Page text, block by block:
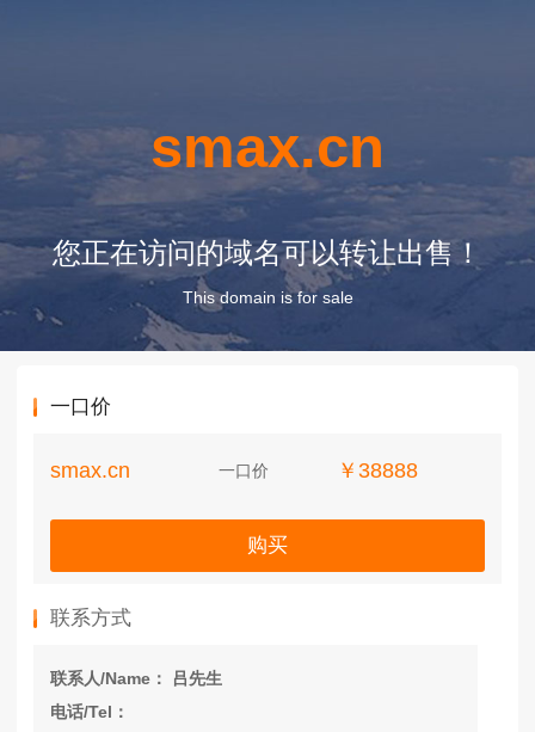
smax.cn
您正在访问的域名可以转让出售！
This domain is for sale
一口价
smax.cn 一口价 ￥38888
购买
联系方式
联系人/Name： 吕先生
电话/Tel：